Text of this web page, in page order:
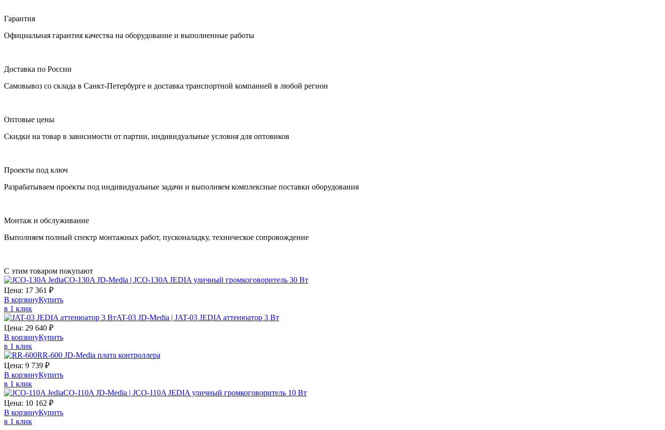
Гарантия
Официальная гарантия качества на оборудование и выполненные работы
Доставка по России
Самовывоз со склада в Санкт-Петербурге и доставка транспортной компанией в любой регион
Оптовые цены
Скидки на товар в зависимости от партии, индивидуальные условия для оптовиков
Проекты под ключ
Разрабатываем проекты под индивидуальные задачи и выполняем комплексные поставки оборудования
Монтаж и обслуживание
Выполняем полный спектр монтажных работ, пусконаладку, техническое сопровождение
С этим товаром покупают
CO-130A JD-Media | JCO-130A JEDIA уличный громкоговоритель 30 Вт
Цена: 17 361 ₽
В корзинуКупить
в 1 клик
AT-03 JD-Media | JAT-03 JEDIA аттенюатор 3 Вт
Цена: 29 640 ₽
В корзинуКупить
в 1 клик
RR-600 JD-Media плата контроллера
Цена: 9 739 ₽
В корзинуКупить
в 1 клик
CO-110A JD-Media | JCO-110A JEDIA уличный громкоговоритель 10 Вт
Цена: 10 162 ₽
В корзинуКупить
в 1 клик